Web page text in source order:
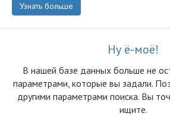
Узнать больше
Ну ё-моё!
В нашей базе данных больше не
параметрами, которые вы задали.
другими параметрами поиска. Вы
ищите.